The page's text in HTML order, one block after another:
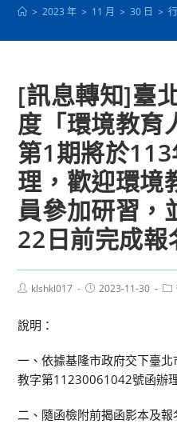
> 2023 年 > 11 月 > 30 日 >
[訊息轉知]臺
度「環境教育
第1期將於
理，歡迎環境
員參加研習，
22日前完成報
Postklshkl017
Post2023-11-30
說明：
一、依據基隆市政府交下臺
教字第11230061042號函辦
二、隨函檢附前揭函影本及報